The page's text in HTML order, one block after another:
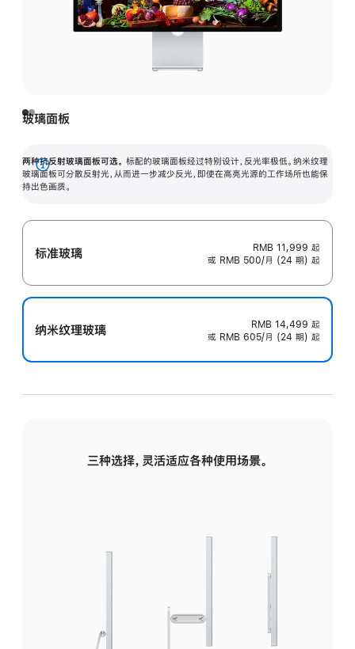
玻璃面板
两种抗反射玻璃面板可选。 标配的玻璃面板经过特别设计，反光率极低。纳米纹理
玻璃面板可分散反射光，从而进一步减少反光，即使在高亮光源的工作场所也能保
持出色画质。
展
开
标准玻璃 RMB 11,999 起
或 RMB 500/月 (24 期) 起
纳米纹理玻璃 RMB 14,499 起
或 RMB 605/月 (24 期) 起
三种选择，灵活适应各种使用场景。